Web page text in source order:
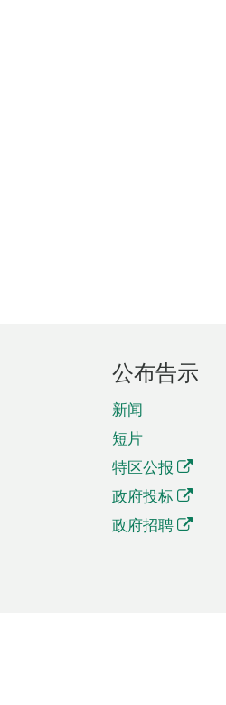
公布告示
新闻
短片
特区公报
政府投标
政府招聘